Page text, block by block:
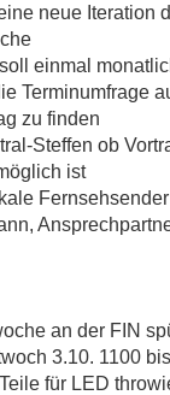
neue Iteration
einmal
Terminumfrage
zu finden
Steffen ob
ist
an der FIN
3.10. 1100
für LED